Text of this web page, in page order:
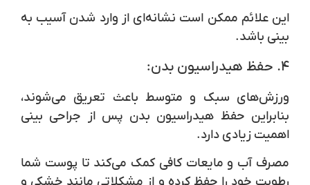
این علائم ممکن است نشانه‌ای از وارد شدن آسیب به
بینی باشد.
۴. حفظ هیدراسیون بدن:
ورزش‌های سبک و متوسط باعث تعریق می‌شوند،
بنابراین حفظ هیدراسیون بدن پس از جراحی بینی
اهمیت زیادی دارد.
مصرف آب و مایعات کافی کمک می‌کند تا پوست شما